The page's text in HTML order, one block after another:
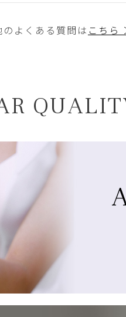
のよくある質問は こちら